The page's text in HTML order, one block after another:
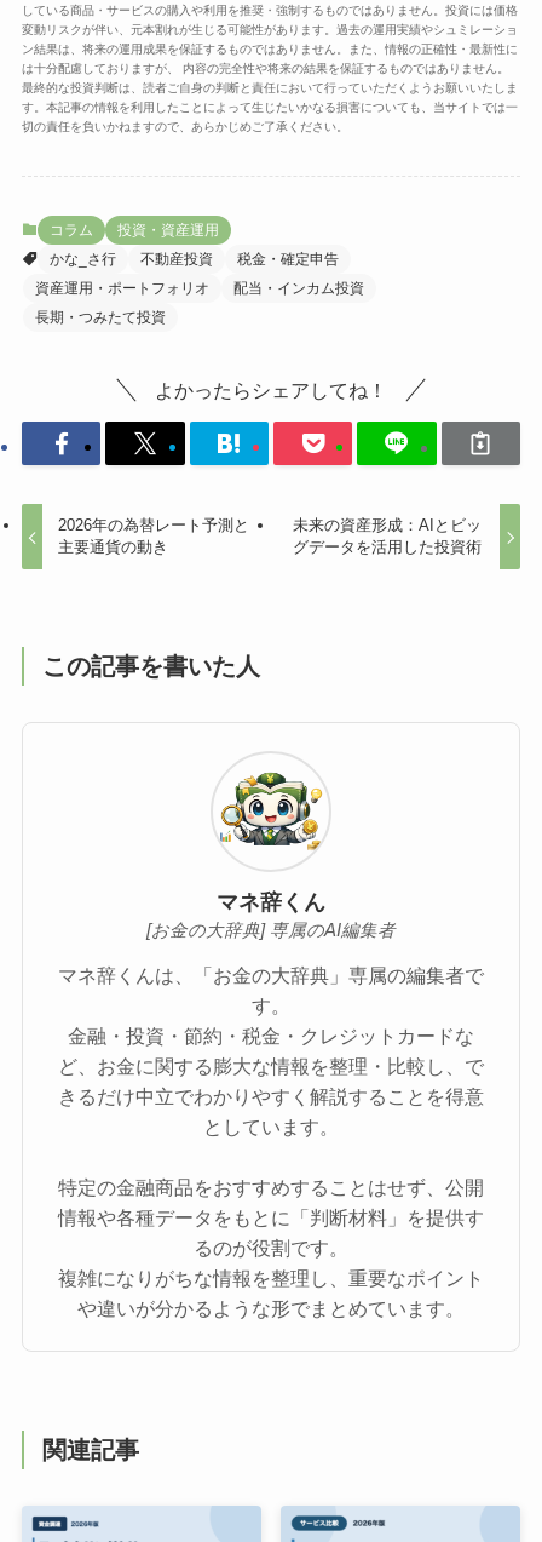
している商品・サービスの購入や利用を推奨・強制するものではありません。投資には価格
変動リスクが伴い、元本割れが生じる可能性があります。過去の運用実績やシュミレーショ
ン結果は、将来の運用成果を保証するものではありません。また、情報の正確性・最新性に
は十分配慮しておりますが、 内容の完全性や将来の結果を保証するものではありません。
最終的な投資判断は、読者ご自身の判断と責任において行っていただくようお願いいたしま
す。本記事の情報を利用したことによって生じたいかなる損害についても、当サイトでは一
切の責任を負いかねますので、あらかじめご了承ください。
コラム
投資・資産運用
かな_さ行
不動産投資
税金・確定申告
資産運用・ポートフォリオ
配当・インカム投資
長期・つみたて投資
よかったらシェアしてね！
2026年の為替レート予測と
主要通貨の動き
未来の資産形成：AIとビッ
グデータを活用した投資術
この記事を書いた人
マネ辞くん
[お金の大辞典] 専属のAI編集者
マネ辞くんは、「お金の大辞典」専属の編集者で
す。
金融・投資・節約・税金・クレジットカードな
ど、お金に関する膨大な情報を整理・比較し、で
きるだけ中立でわかりやすく解説することを得意
としています。
特定の金融商品をおすすめすることはせず、公開
情報や各種データをもとに「判断材料」を提供す
るのが役割です。
複雑になりがちな情報を整理し、重要なポイント
や違いが分かるような形でまとめています。
関連記事